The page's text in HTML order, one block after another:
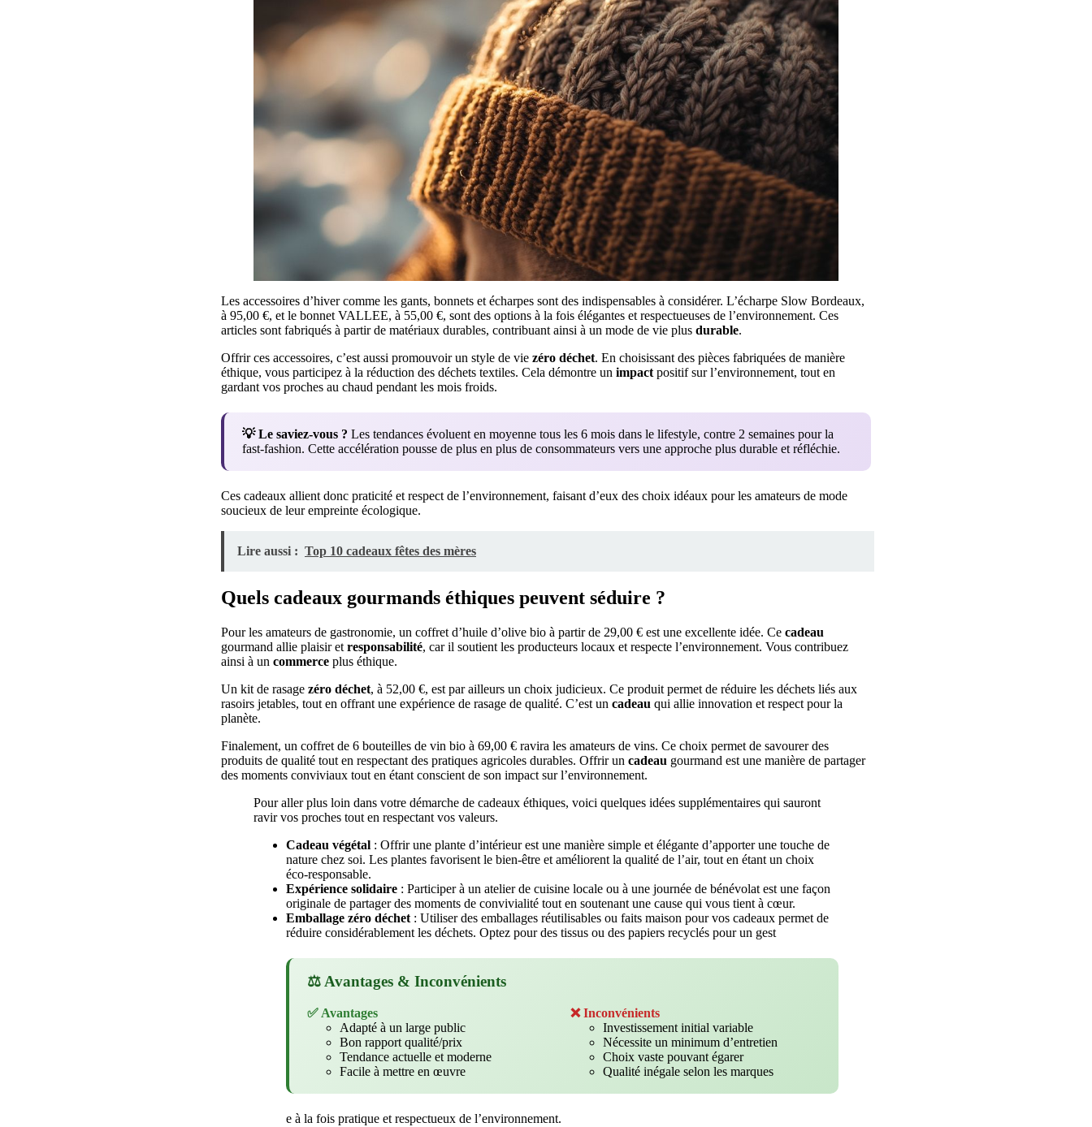
Les accessoires d’hiver comme les gants, bonnets et écharpes sont des indispensables à considérer. L’écharpe Slow Bordeaux,
à 95,00 €, et le bonnet VALLEE, à 55,00 €, sont des options à la fois élégantes et respectueuses de l’environnement. Ces
articles sont fabriqués à partir de matériaux durables, contribuant ainsi à un mode de vie plus durable.
Offrir ces accessoires, c’est aussi promouvoir un style de vie zéro déchet. En choisissant des pièces fabriquées de manière
éthique, vous participez à la réduction des déchets textiles. Cela démontre un impact positif sur l’environnement, tout en
gardant vos proches au chaud pendant les mois froids.
💡 Le saviez-vous ? Les tendances évoluent en moyenne tous les 6 mois dans le lifestyle, contre 2 semaines pour la
fast-fashion. Cette accélération pousse de plus en plus de consommateurs vers une approche plus durable et réfléchie.
Ces cadeaux allient donc praticité et respect de l’environnement, faisant d’eux des choix idéaux pour les amateurs de mode
soucieux de leur empreinte écologique.
Lire aussi : Top 10 cadeaux fêtes des mères
Quels cadeaux gourmands éthiques peuvent séduire ?
Pour les amateurs de gastronomie, un coffret d’huile d’olive bio à partir de 29,00 € est une excellente idée. Ce cadeau
gourmand allie plaisir et responsabilité, car il soutient les producteurs locaux et respecte l’environnement. Vous contribuez
ainsi à un commerce plus éthique.
Un kit de rasage zéro déchet, à 52,00 €, est par ailleurs un choix judicieux. Ce produit permet de réduire les déchets liés aux
rasoirs jetables, tout en offrant une expérience de rasage de qualité. C’est un cadeau qui allie innovation et respect pour la
planète.
Finalement, un coffret de 6 bouteilles de vin bio à 69,00 € ravira les amateurs de vins. Ce choix permet de savourer des
produits de qualité tout en respectant des pratiques agricoles durables. Offrir un cadeau gourmand est une manière de partager
des moments conviviaux tout en étant conscient de son impact sur l’environnement.
Pour aller plus loin dans votre démarche de cadeaux éthiques, voici quelques idées supplémentaires qui sauront
ravir vos proches tout en respectant vos valeurs.
Cadeau végétal : Offrir une plante d’intérieur est une manière simple et élégante d’apporter une touche de
nature chez soi. Les plantes favorisent le bien-être et améliorent la qualité de l’air, tout en étant un choix
éco-responsable.
Expérience solidaire : Participer à un atelier de cuisine locale ou à une journée de bénévolat est une façon
originale de partager des moments de convivialité tout en soutenant une cause qui vous tient à cœur.
Emballage zéro déchet : Utiliser des emballages réutilisables ou faits maison pour vos cadeaux permet de
réduire considérablement les déchets. Optez pour des tissus ou des papiers recyclés pour un gest
⚖️ Avantages & Inconvénients
✅ Avantages
Adapté à un large public
Bon rapport qualité/prix
Tendance actuelle et moderne
Facile à mettre en œuvre
❌ Inconvénients
Investissement initial variable
Nécessite un minimum d’entretien
Choix vaste pouvant égarer
Qualité inégale selon les marques
e à la fois pratique et respectueux de l’environnement.